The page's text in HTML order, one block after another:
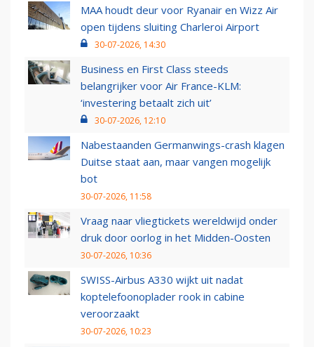
MAA houdt deur voor Ryanair en Wizz Air
open tijdens sluiting Charleroi Airport
30-07-2026, 14:30
Business en First Class steeds
belangrijker voor Air France-KLM:
‘investering betaalt zich uit’
30-07-2026, 12:10
Nabestaanden Germanwings-crash klagen
Duitse staat aan, maar vangen mogelijk
bot
30-07-2026, 11:58
Vraag naar vliegtickets wereldwijd onder
druk door oorlog in het Midden-Oosten
30-07-2026, 10:36
SWISS-Airbus A330 wijkt uit nadat
koptelefoonoplader rook in cabine
veroorzaakt
30-07-2026, 10:23